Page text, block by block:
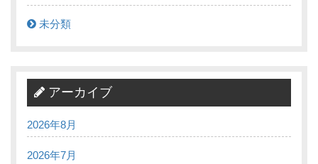
未分類
アーカイブ
2026年8月
2026年7月